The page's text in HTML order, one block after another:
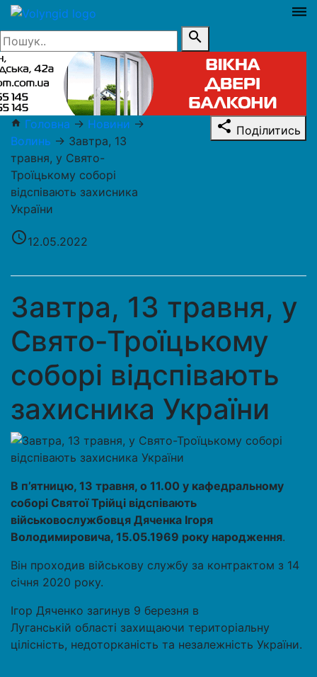
dehaze
search
home Головна → Новини →
Волинь → Завтра, 13
травня, у Свято-
Троїцькому соборі
відспівають захисника
України
access_time12.05.2022
share Поділитись
Завтра, 13 травня, у
Свято-Троїцькому
соборі відспівають
захисника України
В п’ятницю, 13 травня, о 11.00 у кафедральному
соборі Святої Трійці відспівають
військовослужбовця Дяченка Ігоря
Володимировича, 15.05.1969 року народження.
Він проходив військову службу за контрактом з 14
січня 2020 року.
Ігор Дяченко загинув 9 березня в
Луганській області захищаючи територіальну
цілісність, недоторканість та незалежність України.